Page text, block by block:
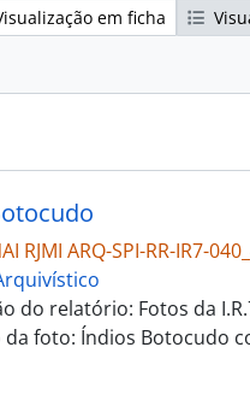
em ficha
RJMI ARQ-SPI-RR-IR7-
do relatório: Fotos da
da foto: Índios Botocudo